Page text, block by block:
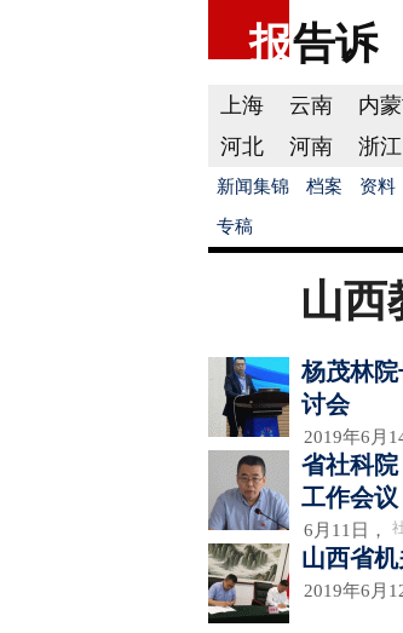
报告诉
上海 云南 内
河北
河南 浙江
新闻集锦 档案 资料
专稿
山西
杨茂林
讨会
2019年6月
省社科
工作会议
6月11日，
山西省
2019年6月